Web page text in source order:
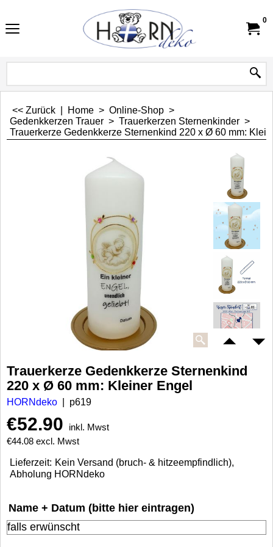
0
<< Zurück Home > Online-Shop >
Gedenkkerzen Trauer > Trauerkerzen Sternenkinder >
Trauerkerze Gedenkkerze Sternenkind 220 x Ø 60 mm:
Trauerkerze Gedenkkerze Sternenkind
220 x Ø 60 mm: Kleiner Engel
HORNdeko p619
€52.90
inkl. Mwst
€44.08 excl. Mwst
Lieferzeit: Kein Versand (bruch- & hitzeempfindlich),
Abholung HORNdeko
Name + Datum (bitte hier eintragen)